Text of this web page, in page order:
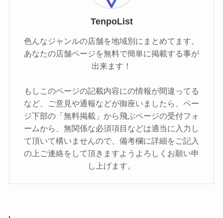
TenpoList
色んなジャンルの店舗を地域別にまとめてます。
あなたの店舗ページを無料で簡単に掲載する事が
出来ます！
もしこのページの記載内容にの情報が間違ってる
など、ご意見や通報などが御座いましたら、ペー
ジ下部の「無料掲載」から飛ぶページの受付フォ
ームから、無関係な必須項目などは適当に入力し
て頂いて構いませんので、備考欄に詳細をご記入
の上ご連絡をして頂きますようよろしくお願い申
し上げます。